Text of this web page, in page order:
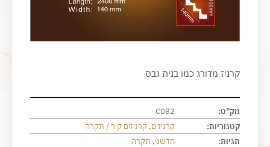
קרניז מדורג כמו בנית גבס
מק"ט:
C082
קטגוריות:
קרניזים, קרניזים קיר / תקרה
תגיות:
חדשני, תקרה